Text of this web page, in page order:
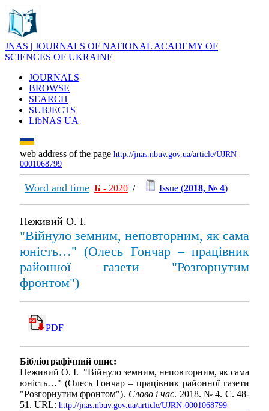
JNAS | JOURNALS OF NATIONAL ACADEMY OF
SCIENCES OF UKRAINE
JOURNALS
BROWSE
SEARCH
SUBJECTS
LibNAS UA
web address of the page http://jnas.nbuv.gov.ua/article/UJRN-
0001068799
Word and time Б - 2020 / Issue (2018, № 4)
Неживий О. І.
"Війнуло земним, неповторним, як сама
юність…" (Олесь Гончар – працівник
районної газети "Розгорнутим
фронтом")
PDF
Бібліографічний опис:
Неживий О. І. "Війнуло земним, неповторним, як сама
юність…" (Олесь Гончар – працівник районної газети
"Розгорнутим фронтом"). Слово і час. 2018. № 4. С. 48-
51. URL: http://jnas.nbuv.gov.ua/article/UJRN-0001068799